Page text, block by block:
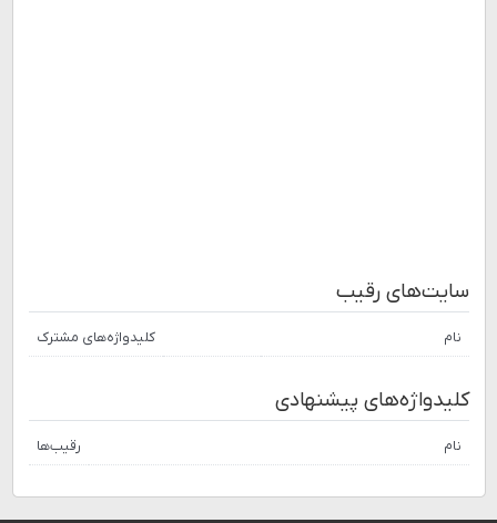
سایت‌های رقیب
نام کلیدواژه‌های مشترک
کلیدواژه‌های پیشنهادی
نام رقیب‌ها